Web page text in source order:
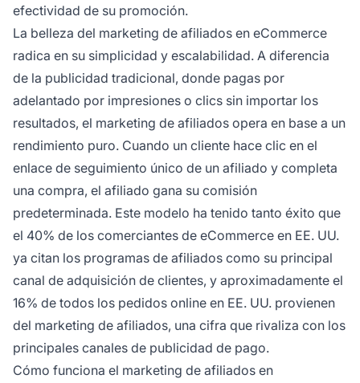
efectividad de su promoción.
La belleza del marketing de afiliados en eCommerce
radica en su simplicidad y escalabilidad. A diferencia
de la publicidad tradicional, donde pagas por
adelantado por impresiones o clics sin importar los
resultados, el marketing de afiliados opera en base a un
rendimiento puro. Cuando un cliente hace clic en el
enlace de seguimiento único de un afiliado y completa
una compra, el afiliado gana su comisión
predeterminada. Este modelo ha tenido tanto éxito que
el 40% de los comerciantes de eCommerce en EE. UU.
ya citan los programas de afiliados como su principal
canal de adquisición de clientes, y aproximadamente el
16% de todos los pedidos online en EE. UU. provienen
del marketing de afiliados, una cifra que rivaliza con los
principales canales de publicidad de pago.
Cómo funciona el marketing de afiliados en